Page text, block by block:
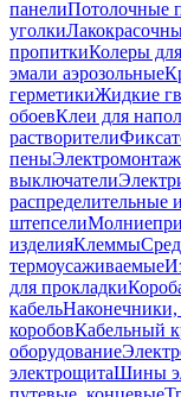
панелиПотолочные
уголки
пропиткиКолеры
эмали аэрозольные
герметикиЖидкие
обоевКлеи для
растворители
пены
выключатели
распределительные
штепсели
изделияКлеммы
термоусаживаемые
для прокладки
кабельНаконечники,
коробовКабельный
оборудование
электрощитаШины